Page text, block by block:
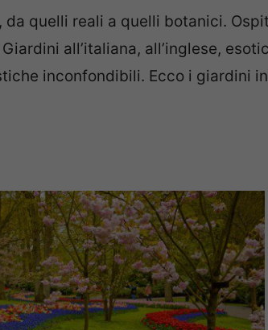
, da quelli reali a quelli botanici.
all’italiana, all’inglese,
inconfondibili. Ecco i giardini